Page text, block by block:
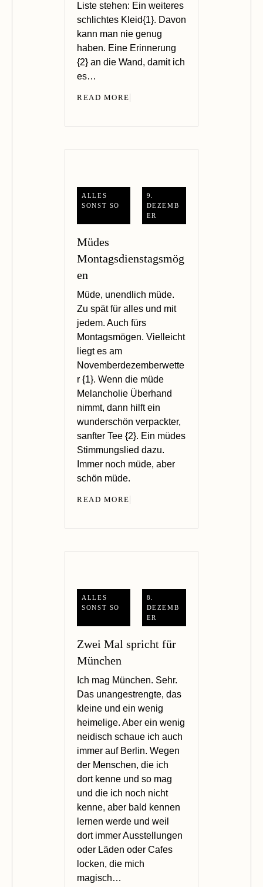
Liste stehen: Ein weiteres
schlichtes Kleid{1}. Davon
kann man nie genug
haben. Eine Erinnerung
{2} an die Wand, damit ich
es…
READ MORE
9.
DEZEMB
ER
ALLES
SONST SO
Müdes
Montagsdienstagsmög
en
Müde, unendlich müde.
Zu spät für alles und mit
jedem. Auch fürs
Montagsmögen. Vielleicht
liegt es am
Novemberdezemberwette
r {1}. Wenn die müde
Melancholie Überhand
nimmt, dann hilft ein
wunderschön verpackter,
sanfter Tee {2}. Ein müdes
Stimmungslied dazu.
Immer noch müde, aber
schön müde.
READ MORE
8.
DEZEMB
ER
ALLES
SONST SO
Zwei Mal spricht für
München
Ich mag München. Sehr.
Das unangestrengte, das
kleine und ein wenig
heimelige. Aber ein wenig
neidisch schaue ich auch
immer auf Berlin. Wegen
der Menschen, die ich
dort kenne und so mag
und die ich noch nicht
kenne, aber bald kennen
lernen werde und weil
dort immer Ausstellungen
oder Läden oder Cafes
locken, die mich
magisch…